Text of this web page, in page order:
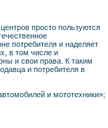
просто пользуются
потребителя и наделяет
в том числе и
и свои права. К таким
и потребителя в
и мототехники»;